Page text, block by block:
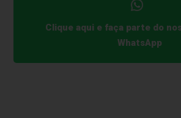
Clique aqui e faça parte do
WhatsApp